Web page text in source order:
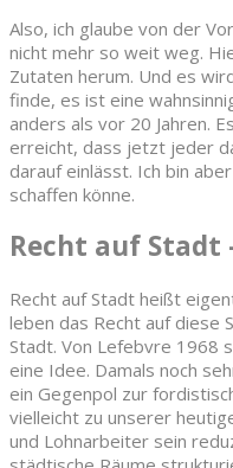
Also, ich glaube von der
nicht mehr so weit weg.
Zutaten herum. Und es
finde, es ist eine
anders als vor 20 Jahren.
erreicht, dass jetzt jeder
darauf einlässt. Ich bin
schaffen könne.
Recht auf Stadt
Recht auf Stadt heißt
leben das Recht auf diese
Stadt. Von Lefebvre 1968
eine Idee. Damals noch
ein Gegenpol zur
vielleicht zu unserer
und Lohnarbeiter sein